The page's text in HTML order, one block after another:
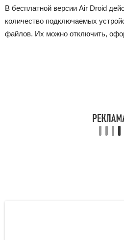
В бесплатной версии Air Droid
количество подключаемых
файлов. Их можно отключить,